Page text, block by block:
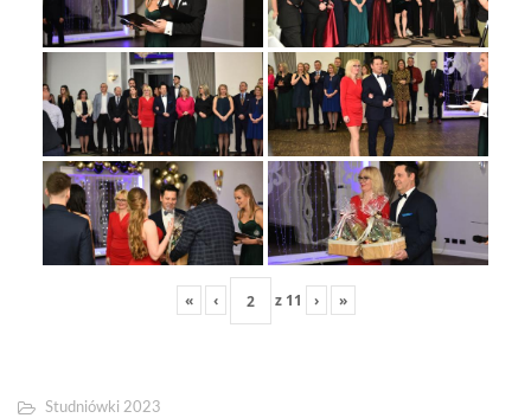
« ‹ z 11 › »
Studniówki 2023